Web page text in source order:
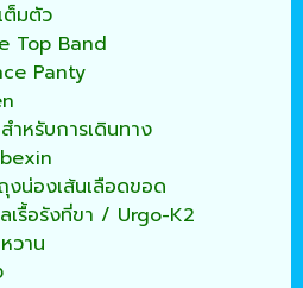
ต็มตัว
Top Band
Panty
หรับการเดินทาง
น่องเส้นเลือดขอด
เรื้อรังที่ขา / Urgo-K2
วาน